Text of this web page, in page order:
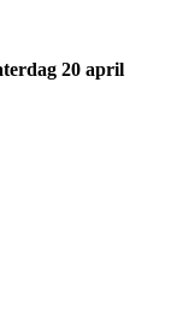
20 april